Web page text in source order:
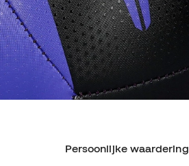
Persoonlijke waardering